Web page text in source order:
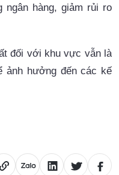
ngân hàng, giảm rủi ro
đối với khu vực vẫn là
ảnh hưởng đến các kế